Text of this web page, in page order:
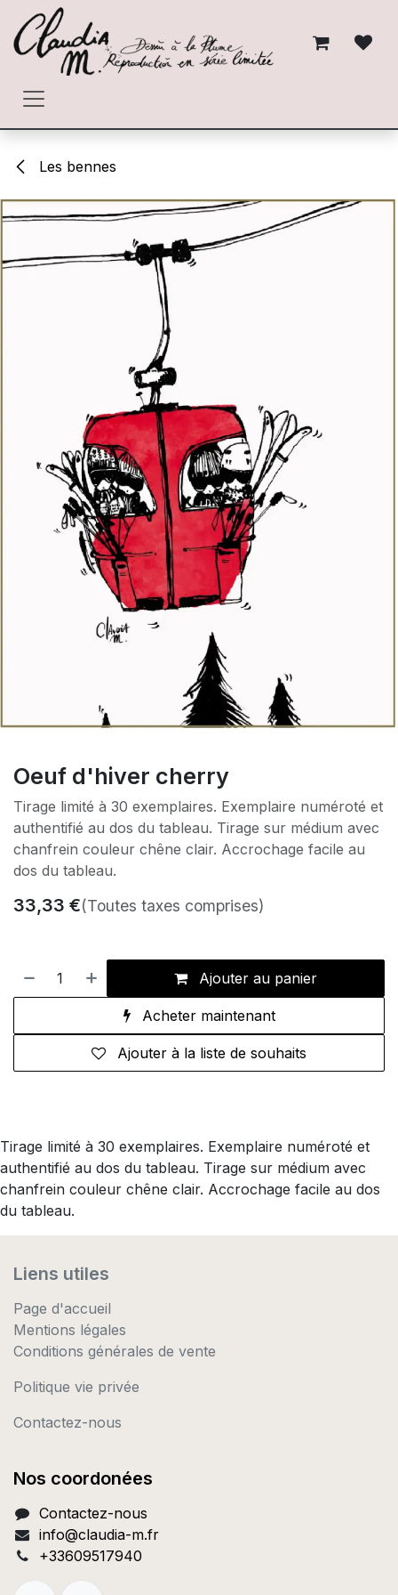
Se rendre au contenu
Les bennes
Oeuf d'hiver cherry
Tirage limité à 30 exemplaires. Exemplaire numéroté et
authentifié au dos du tableau. Tirage sur médium avec
chanfrein couleur chêne clair. Accrochage facile au
dos du tableau.
33,33 €(Toutes taxes comprises)
Ajouter au panier
Acheter maintenant
Ajouter à la liste de souhaits
Tirage limité à 30 exemplaires. Exemplaire numéroté et
authentifié au dos du tableau. Tirage sur médium avec
chanfrein couleur chêne clair. Accrochage facile au dos
du tableau.
Liens utiles
Page d'accueil
Mentions légales
Conditions générales de vente
Politique vie privée
Contactez-nous
Nos coordonées
Contactez-nous
info@claudia-m.fr
+33609517940